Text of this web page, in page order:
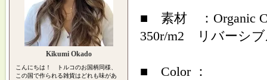
Kikumi Okado
こんにちは！ トルコのお国柄同様、
この国で作られる雑貨はどれも味があ
■ 素材 ：Organic
350r/m2 リバーシ
■ Color ：